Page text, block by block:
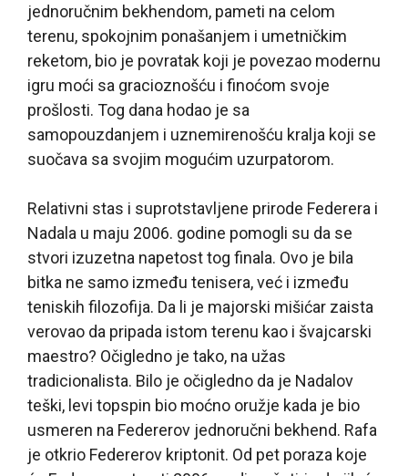
jednoručnim bekhendom, pameti na celom
terenu, spokojnim ponašanjem i umetničkim
reketom, bio je povratak koji je povezao modernu
igru moći sa gracioznošću i finoćom svoje
prošlosti. Tog dana hodao je sa
samopouzdanjem i uznemirenošću kralja koji se
suočava sa svojim mogućim uzurpatorom.
Relativni stas i suprotstavljene prirode Federera i
Nadala u maju 2006. godine pomogli su da se
stvori izuzetna napetost tog finala. Ovo je bila
bitka ne samo između tenisera, već i između
teniskih filozofija. Da li je majorski mišićar zaista
verovao da pripada istom terenu kao i švajcarski
maestro? Očigledno je tako, na užas
tradicionalista. Bilo je očigledno da je Nadalov
teški, levi topspin bio moćno oružje kada je bio
usmeren na Federerov jednoručni bekhend. Rafa
je otkrio Federerov kriptonit. Od pet poraza koje